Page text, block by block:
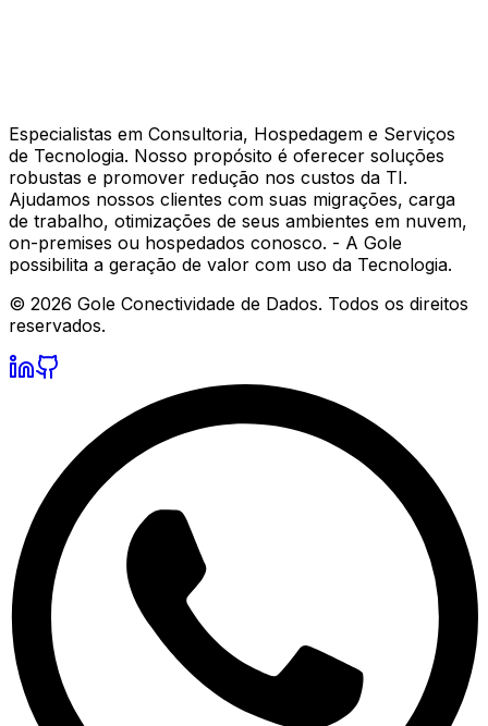
Especialistas em Consultoria, Hospedagem e Serviços
de Tecnologia. Nosso propósito é oferecer soluções
robustas e promover redução nos custos da TI.
Ajudamos nossos clientes com suas migrações, carga
de trabalho, otimizações de seus ambientes em nuvem,
on-premises ou hospedados conosco. - A Gole
possibilita a geração de valor com uso da Tecnologia.
© 2026 Gole Conectividade de Dados. Todos os direitos
reservados.